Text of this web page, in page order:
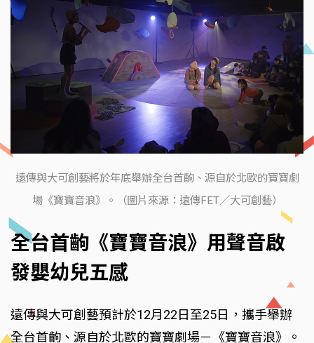
遠傳與大可創藝將於年底舉辦全台首齣、源自於北歐的寶寶劇
場《寶寶音浪》。（圖片來源：遠傳FET／大可創藝）
全台首齣《寶寶音浪》用聲音啟
發嬰幼兒五感
遠傳與大可創藝預計於12月22日至25日，攜手舉辦
全台首齣、源自於北歐的寶寶劇場－《寶寶音浪》。